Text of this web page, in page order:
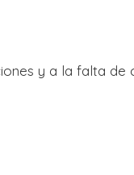
y a la falta de